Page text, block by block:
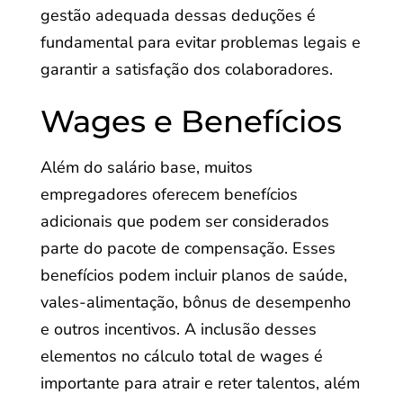
gestão adequada dessas deduções é
fundamental para evitar problemas legais e
garantir a satisfação dos colaboradores.
Wages e Benefícios
Além do salário base, muitos
empregadores oferecem benefícios
adicionais que podem ser considerados
parte do pacote de compensação. Esses
benefícios podem incluir planos de saúde,
vales-alimentação, bônus de desempenho
e outros incentivos. A inclusão desses
elementos no cálculo total de wages é
importante para atrair e reter talentos, além